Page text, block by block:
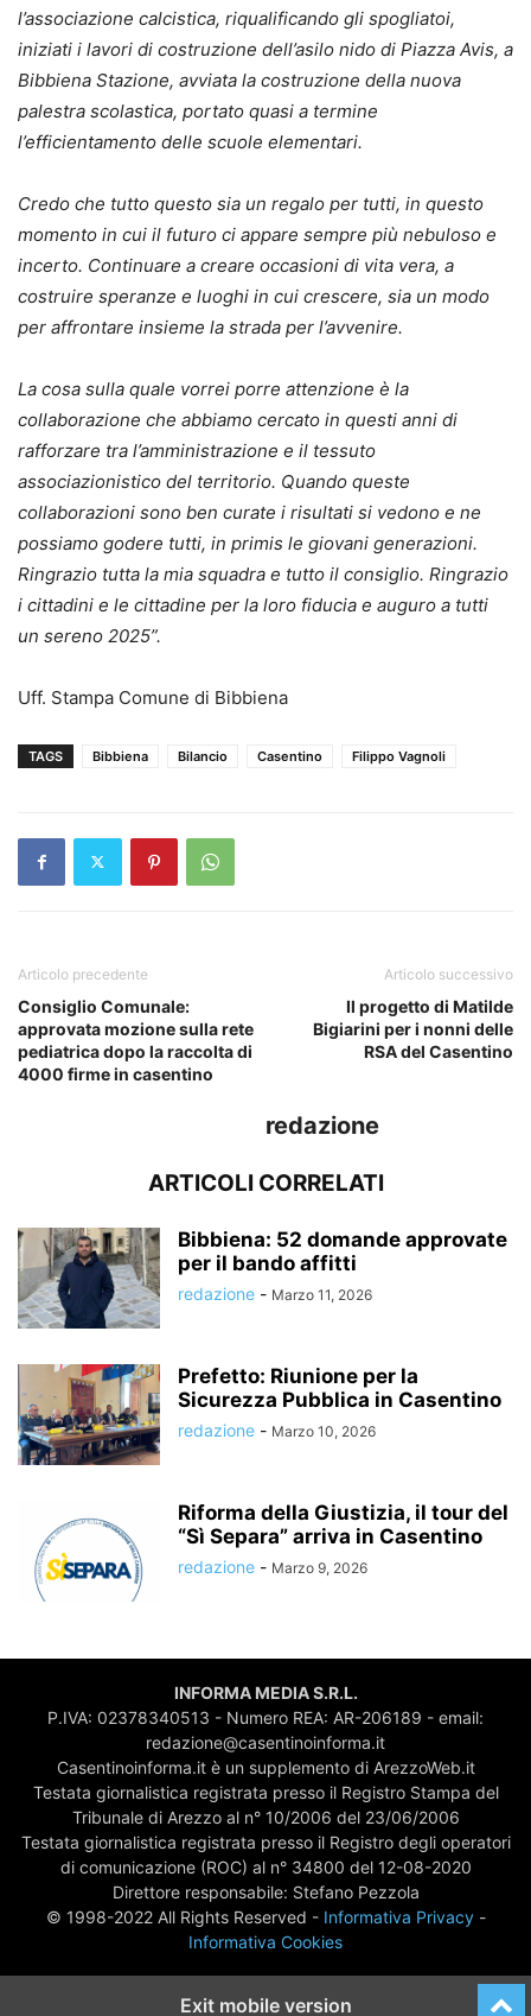
l’associazione calcistica, riqualificando gli spogliatoi,
iniziati i lavori di costruzione dell’asilo nido di Piazza Avis, a
Bibbiena Stazione, avviata la costruzione della nuova
palestra scolastica, portato quasi a termine
l’efficientamento delle scuole elementari.
Credo che tutto questo sia un regalo per tutti, in questo
momento in cui il futuro ci appare sempre più nebuloso e
incerto. Continuare a creare occasioni di vita vera, a
costruire speranze e luoghi in cui crescere, sia un modo
per affrontare insieme la strada per l’avvenire.
La cosa sulla quale vorrei porre attenzione è la
collaborazione che abbiamo cercato in questi anni di
rafforzare tra l’amministrazione e il tessuto
associazionistico del territorio. Quando queste
collaborazioni sono ben curate i risultati si vedono e ne
possiamo godere tutti, in primis le giovani generazioni.
Ringrazio tutta la mia squadra e tutto il consiglio. Ringrazio
i cittadini e le cittadine per la loro fiducia e auguro a tutti
un sereno 2025”.
Uff. Stampa Comune di Bibbiena
TAGS Bibbiena Bilancio Casentino Filippo Vagnoli
Articolo precedente
Consiglio Comunale:
approvata mozione sulla rete
pediatrica dopo la raccolta di
4000 firme in casentino
Articolo successivo
Il progetto di Matilde
Bigiarini per i nonni delle
RSA del Casentino
redazione
ARTICOLI CORRELATI
Bibbiena: 52 domande approvate
per il bando affitti
redazione - Marzo 11, 2026
Prefetto: Riunione per la
Sicurezza Pubblica in Casentino
redazione - Marzo 10, 2026
Riforma della Giustizia, il tour del
“Sì Separa” arriva in Casentino
redazione - Marzo 9, 2026
INFORMA MEDIA S.R.L.
P.IVA: 02378340513 - Numero REA: AR-206189 - email:
redazione@casentinoinforma.it
Casentinoinforma.it è un supplemento di ArezzoWeb.it
Testata giornalistica registrata presso il Registro Stampa del
Tribunale di Arezzo al n° 10/2006 del 23/06/2006
Testata giornalistica registrata presso il Registro degli operatori
di comunicazione (ROC) al n° 34800 del 12-08-2020
Direttore responsabile: Stefano Pezzola
© 1998-2022 All Rights Reserved - Informativa Privacy-
Informativa Cookies
Exit mobile version